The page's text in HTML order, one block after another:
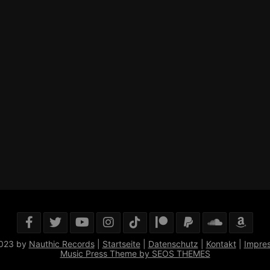
by Nauthic Records| Startseite| Datenschutz Kontakt|
Music Press Theme by SEOS THEMES